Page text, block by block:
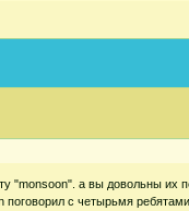
"monsoon". а вы довольны
поговорил с четырьмя